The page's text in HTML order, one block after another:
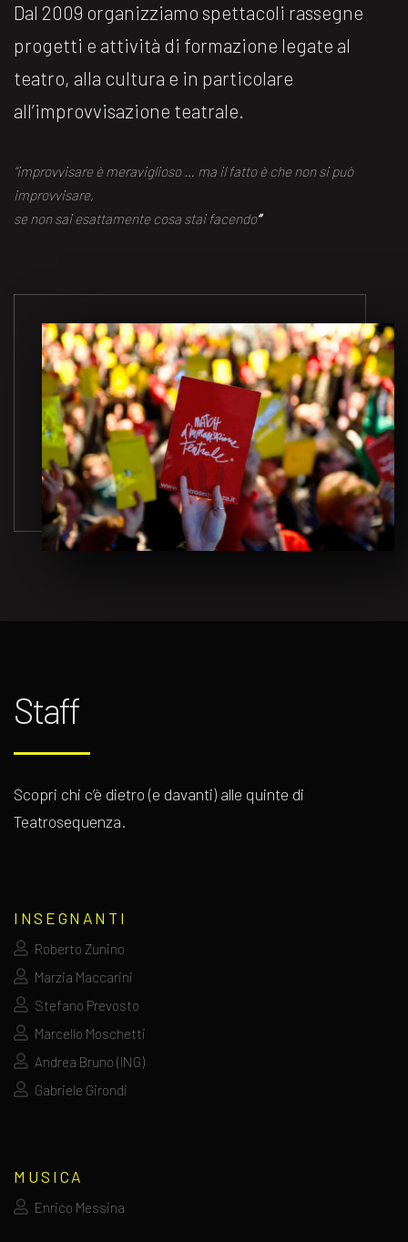
Dal 2009 organizziamo spettacoli rassegne
progetti e attività di formazione legate al
teatro, alla cultura e in particolare
all’improvvisazione teatrale.
“improvvisare è meraviglioso … ma il fatto è che non si può
improvvisare,
se non sai esattamente cosa stai facendo“
Staff
Scopri chi c’è dietro (e davanti) alle quinte di
Teatrosequenza.
INSEGNANTI
Roberto Zunino
Marzia Maccarini
Stefano Prevosto
Marcello Moschetti
Andrea Bruno (ING)
Gabriele Girondi
MUSICA
Enrico Messina